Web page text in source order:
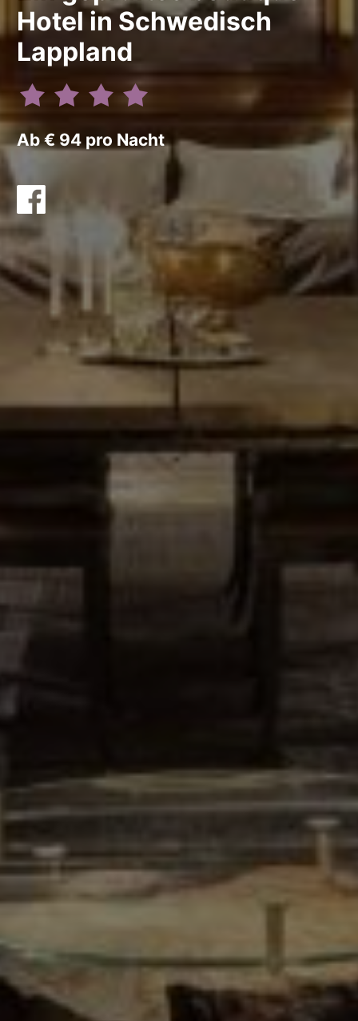
Hotel in Schwedisch
Lappland
Ab € 94 pro Nacht